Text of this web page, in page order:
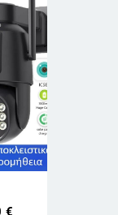
(2K),
€